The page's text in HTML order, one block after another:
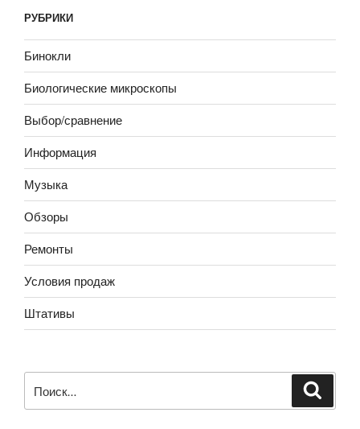
РУБРИКИ
Бинокли
Биологические микроскопы
Выбор/сравнение
Информация
Музыка
Обзоры
Ремонты
Условия продаж
Штативы